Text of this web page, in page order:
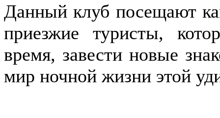
Данный клуб посещают
приезжие туристы,
время, завести новые
мир ночной жизни этой